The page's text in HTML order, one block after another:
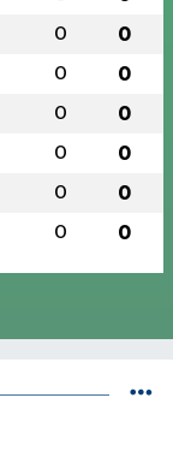
0 0
0 0
0 0
0 0
0 0
0 0